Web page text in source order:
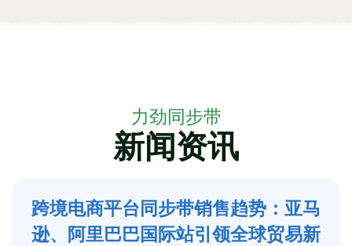
力劲同步带
新闻资讯
5
2025-3
跨境电商平台同步带销售趋势：亚马
逊、阿里巴巴国际站引领全球贸易新